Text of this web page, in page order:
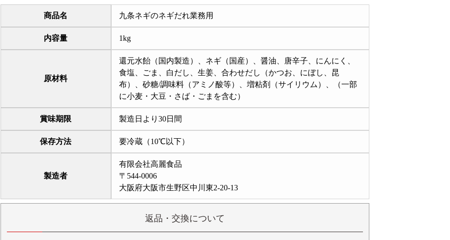
商品名 九条ネギのネギだれ業務用
内容量 1kg
原材料
還元水飴（国内製造）、ネギ（国産）、醤油、唐辛子、にんにく、
食塩、ごま、白だし、生姜、合わせだし（かつお、にぼし、昆
布）、砂糖/調味料（アミノ酸等）、増粘剤（サイリウム）、（一部
に小麦・大豆・さば・ごまを含む）
賞味期限 製造日より30日間
保存方法 要冷蔵（10℃以下）
製造者
有限会社高麗食品
〒544-0006
大阪府大阪市生野区中川東2-20-13
返品・交換について